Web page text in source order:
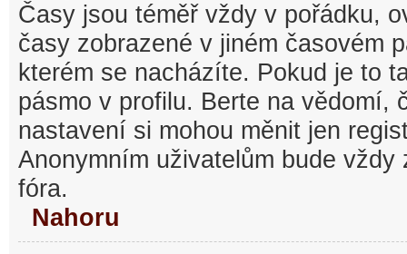
Časy jsou téměř vždy v pořádku,
časy zobrazené v jiném časovém
kterém se nacházíte. Pokud je to
pásmo v profilu. Berte na vědomí,
nastavení si mohou měnit jen
Anonymním uživatelům bude
fóra.
Nahoru